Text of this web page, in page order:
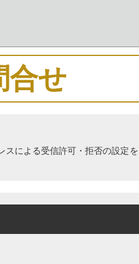
合せ
による受信許可・拒否の設定を